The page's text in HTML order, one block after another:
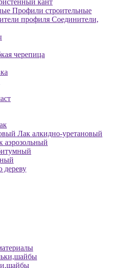
кант
Профили строительные
Соединители,
черепица
Лак алкидно-уретановый
аэрозольный
дереву